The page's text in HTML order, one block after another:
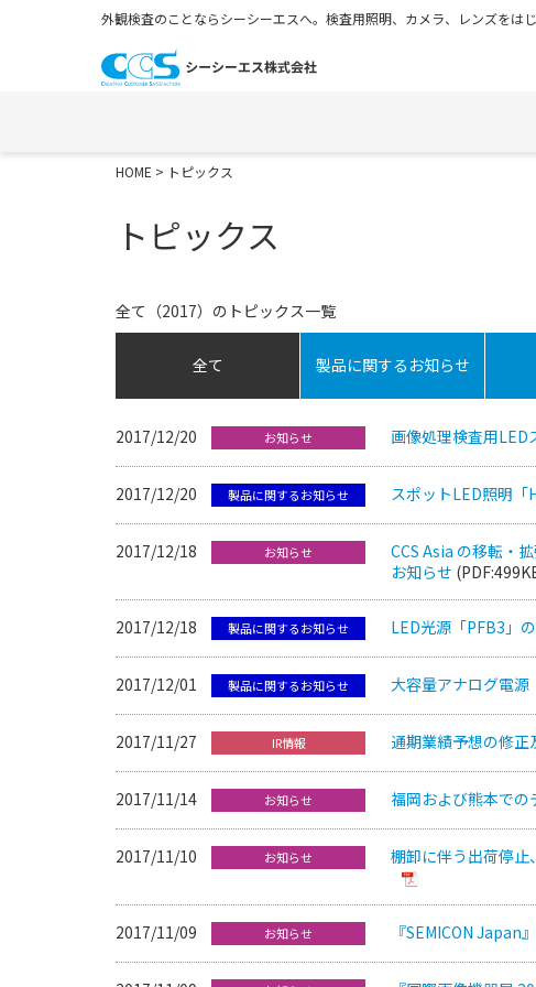
外観検査のことならシーシーエスへ。検査用照明、カメラ、レンズをは
HOME > トピックス
トピックス
全て（2017）のトピックス一覧
全て 製品に関するお知らせ
2017/12/20 お知らせ 画像処理検査用LED
2017/12/20 製品に関するお知らせ スポットLED照明「
2017/12/18 お知らせ
CCS Asia の移転・
お知らせ
2017/12/18 製品に関するお知らせ LED光源「PFB3」
2017/12/01 製品に関するお知らせ 大容量アナログ電源
2017/11/27 IR情報 通期業績予想の修
2017/11/14 お知らせ 福岡および熊本での
2017/11/10 お知らせ 棚卸に伴う出荷停止
2017/11/09 お知らせ 『SEMICON Japan